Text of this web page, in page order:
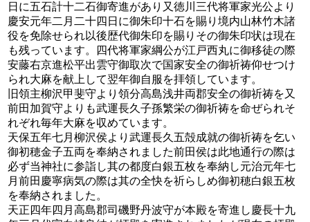
日に五石計十二石御寄進があり又徳川三代将軍家光公より
慶安元年二月二十四日に御朱印十石を賜り境内山林竹木諸
役を免除せられ以後歴代御朱印を賜りその御朱印状は現在
も残っています。四代将軍家綱公が江戸西丸に御移徒の際
安藤右京進松平出雲守御取次で国家安全の御祈祷仰せつけ
られ大麻を献上して翌年御自服を拝領しています。
旧領主柳沢甲斐守より領分高島浅井両郡安全の御祈祷を又
前田加賀守よりも武運長久子孫繁栄の御祈祷を命ぜられそ
れぞれ毎年大麻を収めています。
天保五年七月柳沢侯より武運長久五殻成就の御祈祷を乞い
御初穂金子五両を奉納されました前田侯は此地通行の際は
必ず当神社に参詣し其の都度白銀五枚を奉納し元治元年七
月前田慶寧病気の際は其の全快を祈らしめ御初穂白銀五枚
を奉納されました。
天正四年四月高島郡司磯野丹波守が本殿を寄進し慶長十九